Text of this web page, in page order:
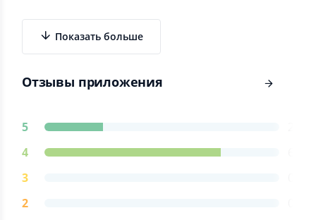
Показать больше
Отзывы приложения
5
4
3
2